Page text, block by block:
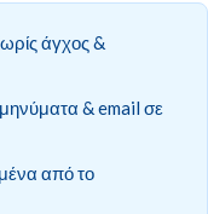
άγχος &
& email σε
από το